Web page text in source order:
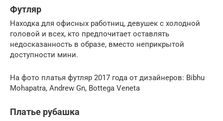
Футляр
Находка для офисных работниц, девушек с холодной
головой и всех, кто предпочитает оставлять
недосказанность в образе, вместо неприкрытой
доступности мини.
На фото платья футляр 2017 года от дизайнеров: Bibhu
Mohapatra, Andrew Gn, Bottega Veneta
Платье рубашка